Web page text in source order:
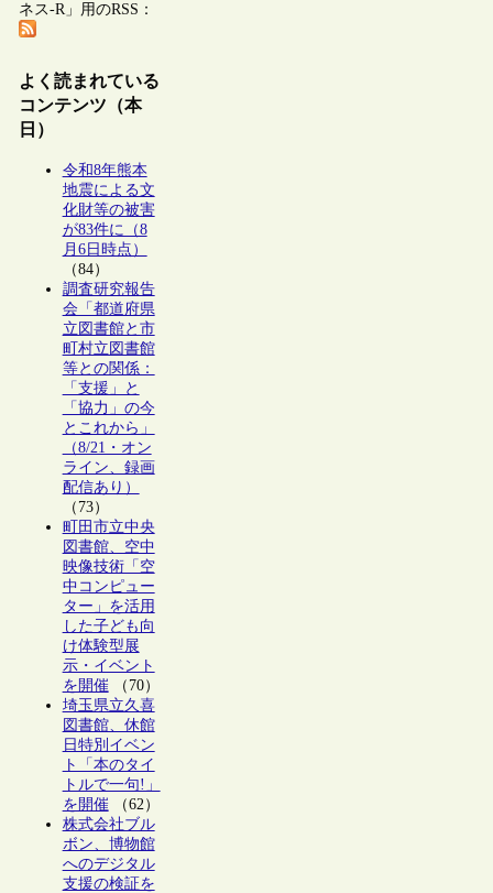
ネス-R」用のRSS：
よく読まれている
コンテンツ（本
日）
令和8年熊本
地震による文
化財等の被害
が83件に（8
月6日時点）
（84）
調査研究報告
会「都道府県
立図書館と市
町村立図書館
等との関係：
「支援」と
「協力」の今
とこれから」
（8/21・オン
ライン、録画
配信あり）
（73）
町田市立中央
図書館、空中
映像技術「空
中コンピュー
ター」を活用
した子ども向
け体験型展
示・イベント
を開催（70）
埼玉県立久喜
図書館、休館
日特別イベン
ト「本のタイ
トルで一句!」
を開催（62）
株式会社ブル
ボン、博物館
へのデジタル
支援の検証を